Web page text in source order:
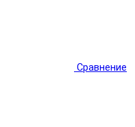
Сравнение